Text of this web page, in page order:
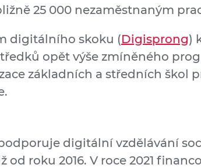
25 000 nezaměstnaným
digitálního skoku (Digisprong)
opět výše zmíněného
základních a středních škol
digitální vzdělávání
roku 2016. V roce 2021